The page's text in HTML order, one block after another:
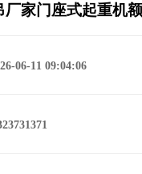
厂家门座式起重机
06-11 09:04:06